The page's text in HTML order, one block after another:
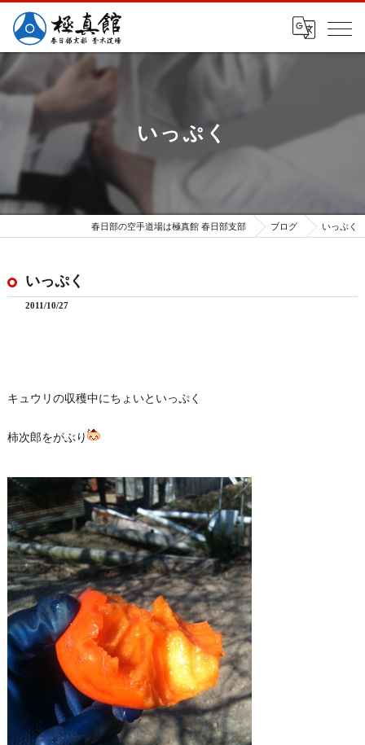
いっぷく
春日部の空手道場は極真館 春日部支部 ブログ いっぷく
いっぷく
2011/10/27
キュウリの収穫中にちょいといっぷく
柿次郎をがぶり